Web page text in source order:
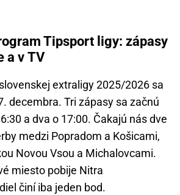
Tipsport ligy: zápasy
a v TV
extraligy 2025/2026 sa
decembra. Tri zápasy sa začnú
a dva o 17:00. Čakajú nás dve
medzi Popradom a Košicami,
Novou Vsou a Michalovcami.
miesto pobije Nitra
činí iba jeden bod.